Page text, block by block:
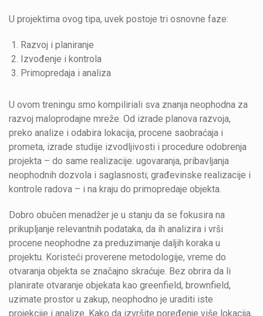
U projektima ovog tipa, uvek postoje tri osnovne faze:
Razvoj i planiranje
Izvođenje i kontrola
Primopredaja i analiza
U ovom treningu smo kompiliriali sva znanja neophodna za
razvoj maloprodajne mreže. Od izrade planova razvoja,
preko analize i odabira lokacija, procene saobraćaja i
prometa, izrade studije izvodljivosti i procedure odobrenja
projekta – do same realizacije: ugovaranja, pribavljanja
neophodnih dozvola i saglasnosti; građevinske realizacije i
kontrole radova – i na kraju do primopredaje objekta.
Dobro obučen menadžer je u stanju da se fokusira na
prikupljanje relevantnih podataka, da ih analizira i vrši
procene neophodne za preduzimanje daljih koraka u
projektu. Koristeći proverene metodologije, vreme do
otvaranja objekta se značajno skraćuje. Bez obrira da li
planirate otvaranje objekata kao greenfield, brownfield,
uzimate prostor u zakup, neophodno je uraditi iste
projekcije i analize. Kako da izvršite poređenje više lokacija,